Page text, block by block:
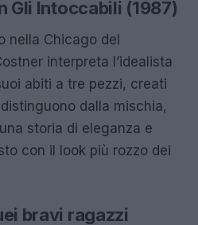
Gli Intoccabili (1987)
nella Chicago del
interpreta l’idealista
abiti a tre pezzi, creati
dalla mischia,
storia di eleganza e
con il look più rozzo dei
bravi ragazzi